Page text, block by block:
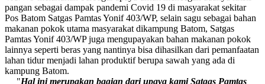
pangan sebagai dampak pandemi Covid 19 di masyarakat sekitar
Pos Batom Satgas Pamtas Yonif 403/WP, selain sagu sebagai bahan
makanan pokok utama masyarakat dikampung Batom, Satgas
Pamtas Yonif 403/WP juga mengupayakan bahan makanan pokok
lainnya seperti beras yang nantinya bisa dihasilkan dari pemanfaatan
lahan tidur menjadi lahan produktif berupa sawah yang ada di
kampung Batom.
"Hal ini merupakan bagian dari upaya kami Satgas Pamtas